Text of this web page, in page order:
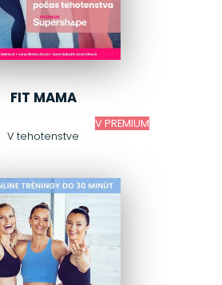
FIT MAMA
V tehotenstve
V PREMIUM